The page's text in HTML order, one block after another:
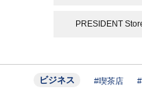
PRESIDENT
ビジネス #喫茶店